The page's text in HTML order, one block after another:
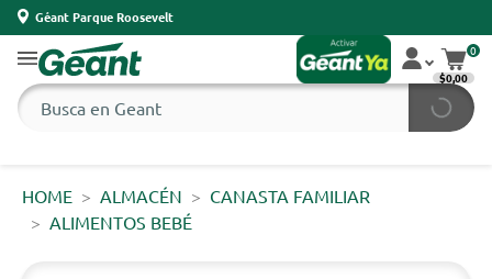
Géant Parque Roosevelt
0
$0,00
HOME ALMACÉN
CANASTA FAMILIAR
ALIMENTOS BEBÉ